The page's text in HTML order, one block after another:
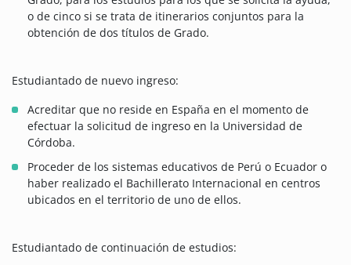
o de cinco si se trata de itinerarios conjuntos para la
obtención de dos títulos de Grado.
Estudiantado de nuevo ingreso:
Acreditar que no reside en España en el momento de
efectuar la solicitud de ingreso en la Universidad de
Córdoba.
Proceder de los sistemas educativos de Perú o Ecuador o
haber realizado el Bachillerato Internacional en centros
ubicados en el territorio de uno de ellos.
Estudiantado de continuación de estudios: